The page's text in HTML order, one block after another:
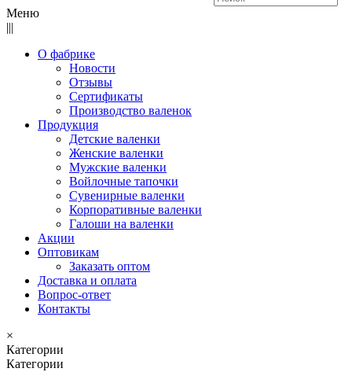
Меню
|||
О фабрике
Новости
Отзывы
Сертификаты
Производство валенок
Продукция
Детские валенки
Женские валенки
Мужские валенки
Войлочные тапочки
Сувенирные валенки
Корпоративные валенки
Галоши на валенки
Акции
Оптовикам
Заказать оптом
Доставка и оплата
Вопрос-ответ
Контакты
×
Категории
Категории